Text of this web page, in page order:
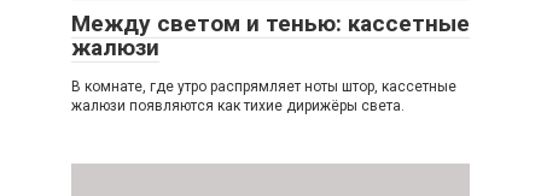
Между светом и тенью: кассетные
жалюзи
В комнате, где утро распрямляет ноты штор, кассетные
жалюзи появляются как тихие дирижёры света.